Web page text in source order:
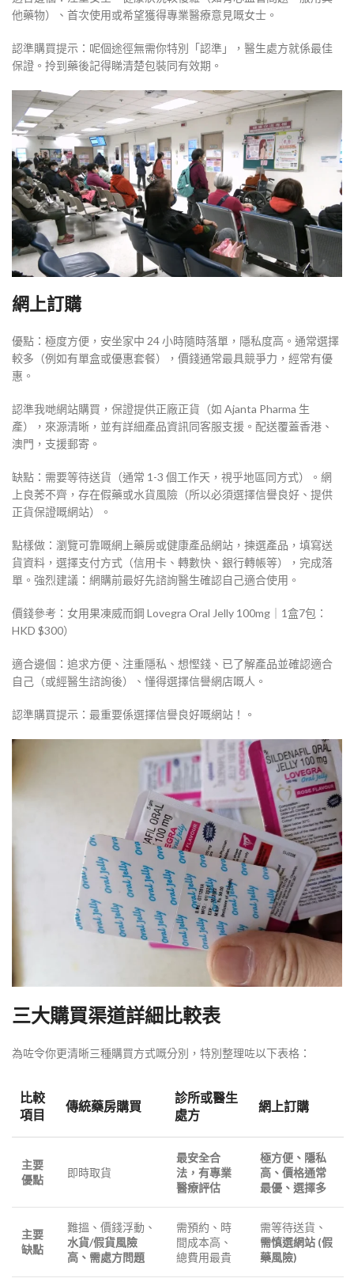
他藥物）、首次使用或希望獲得專業醫療意見嘅女士。
認準購買提示：呢個途徑無需你特別「認準」，醫生處方就係最佳
保證。拎到藥後記得睇清楚包裝同有效期。
網上訂購
優點：極度方便，安坐家中 24 小時隨時落單，隱私度高。通常選擇
較多（例如有單盒或優惠套餐），價錢通常最具競爭力，經常有優
惠。
認準我哋網站購買，保證提供正廠正貨（如 Ajanta Pharma 生
產），來源清晰，並有詳細產品資訊同客服支援。配送覆蓋香港、
澳門，支援郵寄。
缺點：需要等待送貨（通常 1-3 個工作天，視乎地區同方式）。網
上良莠不齊，存在假藥或水貨風險（所以必須選擇信譽良好、提供
正貨保證嘅網站）。
點樣做：瀏覽可靠嘅網上藥房或健康產品網站，揀選產品，填寫送
貨資料，選擇支付方式（信用卡、轉數快、銀行轉帳等），完成落
單。強烈建議：網購前最好先諮詢醫生確認自己適合使用。
價錢參考：女用果凍威而鋼 Lovegra Oral Jelly 100mg｜1盒7包：
HKD $300）
適合邊個：追求方便、注重隱私、想慳錢、已了解產品並確認適合
自己（或經醫生諮詢後）、懂得選擇信譽網店嘅人。
認準購買提示：最重要係選擇信譽良好嘅網站！。
三大購買渠道詳細比較表
為咗令你更清晰三種購買方式嘅分別，特別整理咗以下表格：
比較
項目
傳統藥房購買
診所或醫生
處方
網上訂購
主要
優點
即時取貨
最安全合
法，有專業
醫療評估
極方便、隱私
高、價格通常
最優、選擇多
主要
缺點
難搵、價錢浮動、
水貨/假貨風險
高、需處方問題
需預約、時
間成本高、
總費用最貴
需等待送貨、
需慎選網站 (假
藥風險)